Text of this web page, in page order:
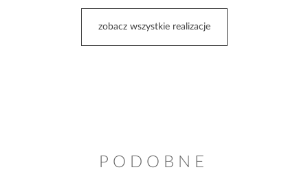
zobacz wszystkie realizacje
PODOBNE